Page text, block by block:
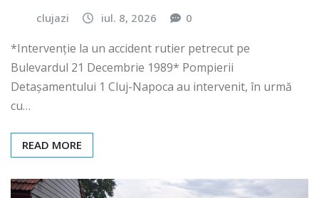
clujazi iul. 8, 2026 0
*Intervenție la un accident rutier petrecut pe
Bulevardul 21 Decembrie 1989* Pompierii
Detașamentului 1 Cluj-Napoca au intervenit, în urmă
cu…
READ MORE